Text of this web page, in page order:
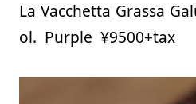
La Vacchetta Grassa
ol. Purple ¥9500+tax